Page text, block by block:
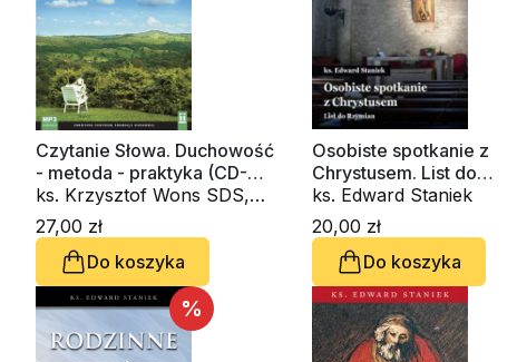
Czytanie Słowa. Duchowość
- metoda - praktyka (CD-
audiobook)
ks. Krzysztof Wons SDS,
ks. Edward Staniek, ks. Jan
Kanty Pytel, Anna
Świderkówna
27,00 zł
Do koszyka
Osobiste spotkanie z
Chrystusem. List do
Rzymian. Zeszyt Formacji
Duchowej nr 58
ks. Edward Staniek
20,00 zł
Do koszyka
%